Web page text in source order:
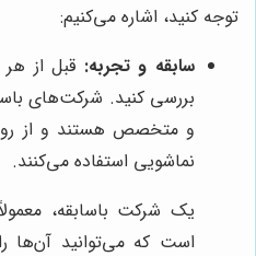
توجه کنید، اشاره می‌کنیم:
سابقه و تجربه: قبل از
بررسی کنید. شرکت‌های
و متخصص هستند و از
نماشویی استفاده می‌کنند.
یک شرکت باسابقه،
است که می‌توانید آن‌ها